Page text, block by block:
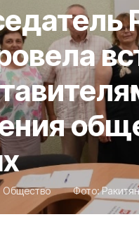
Общество Фото: